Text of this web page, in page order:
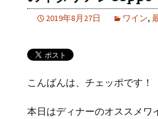
2019年8月27日 ワイン,
こんばんは、チェッポです！
本日はディナーのオススメワ